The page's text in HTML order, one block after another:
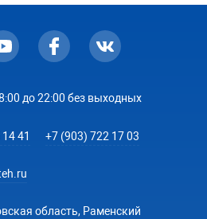
до 22:00 без выходных
41 +7 (903) 722 17 03
область, Раменский